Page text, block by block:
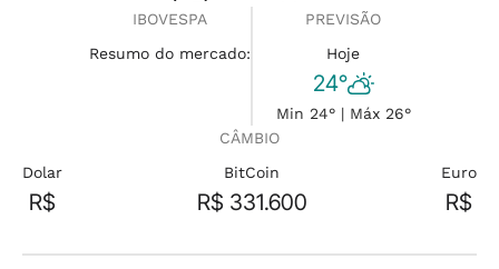
IBOVESPA
Resumo do mercado:
PREVISÃO
Hoje
24°
Min 24° | Máx 26°
CÂMBIO
Dolar
R$
BitCoin
R$ 331.600
Euro
R$